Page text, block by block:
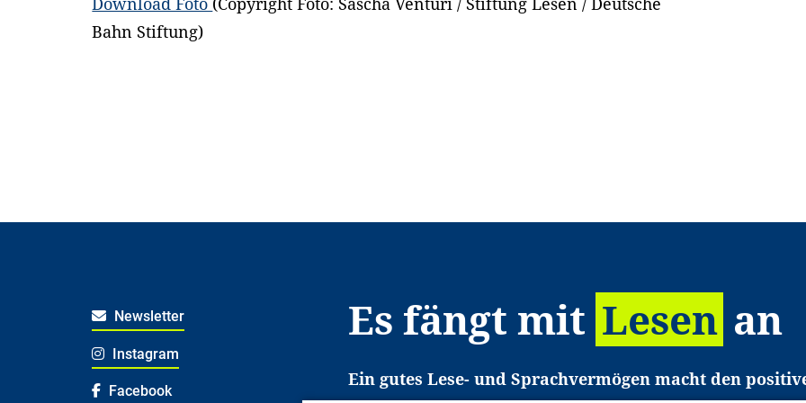
Bahn Stiftung)
Newsletter
Instagram
Facebook
Es fängt mit Lesen an
Ein gutes Lese- und Sprachvermögen macht den